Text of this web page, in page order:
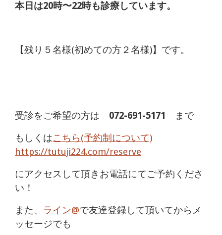
本日は20時〜22時も診療しています。
【残り５名様(初めての方２名様)】です。
受診をご希望の方は 072-691-5171 まで
もしくはこちら(予約制について)
https://tutuji224.com/reserve
にアクセスして頂きお電話にてご予約くださ
い！
また、 ライン@で友達登録して頂いてからメ
ッセージでも